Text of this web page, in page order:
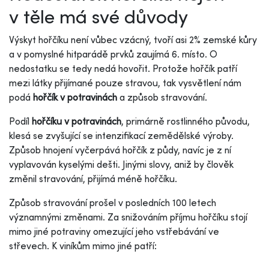
v těle má své důvody
Výskyt hořčíku není vůbec vzácný, tvoří asi 2% zemské kůry
a v pomyslné hitparádě prvků zaujímá 6. místo. O
nedostatku se tedy nedá hovořit. Protože hořčík patří
mezi látky přijímané pouze stravou, tak vysvětlení nám
podá hořčík v potravinách a způsob stravování.
Podíl hořčíku v potravinách, primárně rostlinného původu,
klesá se zvyšující se intenzifikací zemědělské výroby.
Způsob hnojení vyčerpává hořčík z půdy, navíc je z ní
vyplavován kyselými dešti. Jinými slovy, aniž by člověk
změnil stravování, přijímá méně hořčíku.
Způsob stravování prošel v posledních 100 letech
významnými změnami. Za snižováním příjmu hořčíku stojí
mimo jiné potraviny omezující jeho vstřebávání ve
střevech. K viníkům mimo jiné patří: